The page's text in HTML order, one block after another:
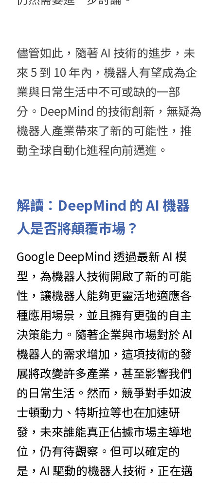
儘管如此，隨著 AI 技術的進步，未
來 5 到 10 年內，機器人有望成為企
業與日常生活中不可或缺的一部
分。DeepMind 的技術創新，無疑為
機器人產業帶來了新的可能性，推
動全球自動化進程向前邁進。
解讀：DeepMind 的 AI 機器
人是否將顛覆市場？
Google DeepMind 透過最新 AI 模
型，為機器人技術開啟了新的可能
性，讓機器人能夠更靈活地適應各
種應用場景，並且擁有更強的自主
決策能力。隨著企業與市場對於 AI
機器人的需求增加，這項技術的發
展將改變許多產業，甚至影響我們
的日常生活。然而，競爭對手如波
士頓動力、特斯拉等也在加速研
發，未來誰能真正佔據市場主導地
位，仍有待觀察。但可以確定的
是，AI 驅動的機器人技術，正在邁